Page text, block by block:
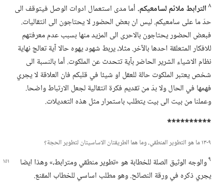
٨الترابط ملائم لسامعيكم.‏ أما مدى استعمال ادوات الوصل فيتوقف الى
حدّ ما على سامعيكم.‏ ليس ان بعض الحضور لا يحتاجون الى انتقاليات.‏
فبعض الحضور يحتاجون بالاحرى الى المزيد منها بسبب عدم معرفتهم
للافكار المتعلقة احدها بالآخر.‏ مثلا،‏ يربط شهود يهوه حالا آية تعالج نهاية
نظام الاشياء الشرير الحاضر بآية تتحدث عن الملكوت.‏ أما بالنسبة الى
شخص يعتبر الملكوت حالة للعقل او شيئا في قلبكم فان العلاقة لا يجري
فهمها في الحال ولا بدّ من تقديم فكرة انتقالية لجعل الارتباط واضحا.‏
وعملنا من بيت الى بيت يتطلب باستمرار مثل هذه التعديلات.‏
‏**********‏
٩-‏١٣ ما هو التطوير المنطقي،‏ وما هما الطريقتان الاساسيتان لتطوير الحجة؟‏
٩والوجه الوثيق الصلة للخطابة هو «تطوير منطقي ومترابط،‏»وهذا ايضا
يجري ذكره في ورقة النصائح.‏ وهو مطلب اساسي للخطاب المقنع.‏